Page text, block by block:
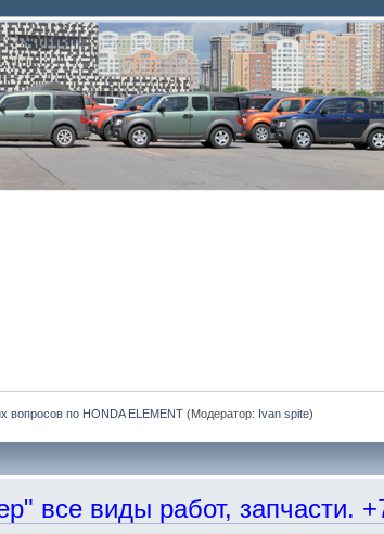
вопросов по HONDA ELEMENT (Модератор: Ivan spite)
виды работ, запчасти.